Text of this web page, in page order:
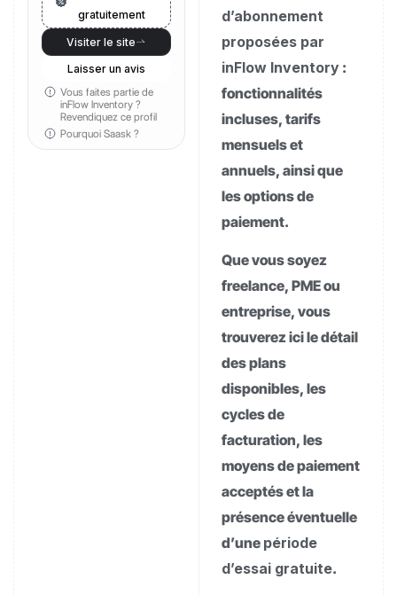
gratuitement
Visiter le site
Laisser un avis
Vous faites partie de
inFlow Inventory ?
Revendiquez ce profil
Pourquoi Saask ?
d’abonnement
proposées par
inFlow Inventory:
fonctionnalités
incluses, tarifs
mensuels et
annuels, ainsi que
les options de
paiement.
Que vous soyez
freelance, PME ou
entreprise, vous
trouverez ici le détail
des plans
disponibles, les
cycles de
facturation, les
moyens de paiement
acceptés et la
présence éventuelle
d’une période
d’essai gratuite.